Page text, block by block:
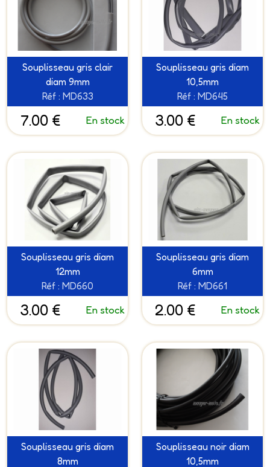
Souplisseau gris clair
diam 9mm
Réf : MD633
7.00 € En stock
Souplisseau gris diam
10,5mm
Réf : MD645
3.00 € En stock
Souplisseau gris diam
12mm
Réf : MD660
3.00 € En stock
Souplisseau gris diam
6mm
Réf : MD661
2.00 € En stock
Souplisseau gris diam
8mm
Souplisseau noir diam
10,5mm